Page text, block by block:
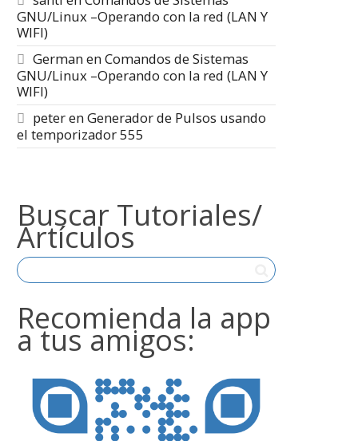
GNU/Linux –Operando con la red (LAN Y
WIFI)
GermanenComandos de Sistemas
GNU/Linux –Operando con la red (LAN Y
WIFI)
peterenGenerador de Pulsos usando
el temporizador 555
Buscar Tutoriales/
Artículos
Recomienda la app
a tus amigos: